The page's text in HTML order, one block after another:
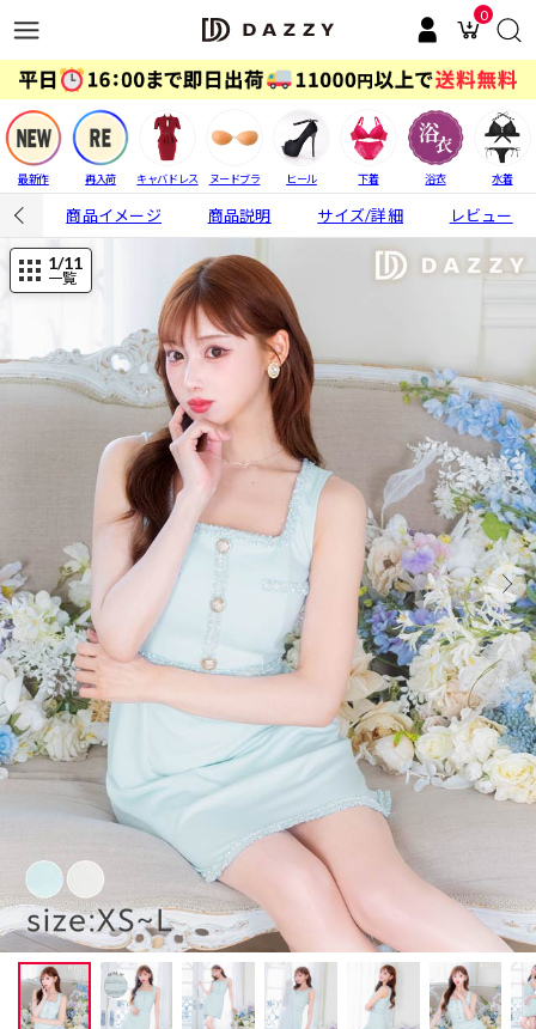
0
最新作 再入荷 キャバドレス ヌードブラ ヒール 下着 浴衣 水着
商品イメージ 商品説明 サイズ/詳細 レビュー
1/11
一覧